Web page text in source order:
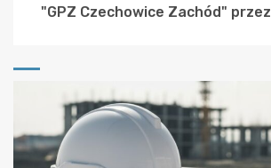
"GPZ Czechowice Zachód" przez